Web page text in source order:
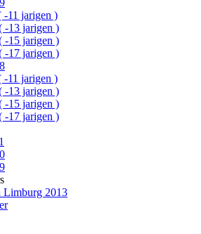
-11 jarigen )
-13 jarigen )
-15 jarigen )
-17 jarigen )
-11 jarigen )
-13 jarigen )
-15 jarigen )
-17 jarigen )
Limburg 2013